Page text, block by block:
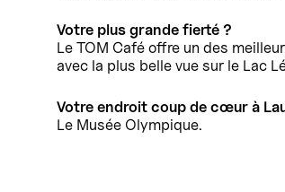
Votre plus grande fierté ?
Le TOM Café offre un des
avec la plus belle vue sur le Lac
Votre endroit coup de cœur à
Le Musée Olympique.